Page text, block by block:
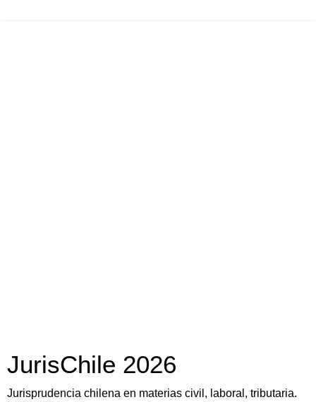
JurisChile 2026
Jurisprudencia chilena en materias civil, laboral, tributaria.